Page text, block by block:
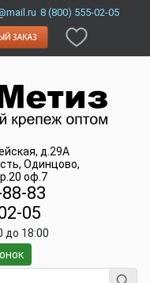
8 (800) 555-02-05
д.29А
Одинцово,
оф.7
83
05
до 18:00